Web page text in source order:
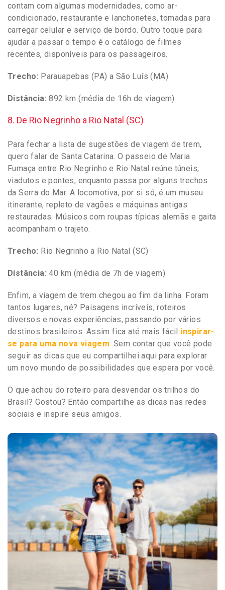
contam com algumas modernidades, como ar-
condicionado, restaurante e lanchonetes, tomadas para
carregar celular e serviço de bordo. Outro toque para
ajudar a passar o tempo é o catálogo de filmes
recentes, disponíveis para os passageiros.
Trecho: Parauapebas (PA) a São Luís (MA)
Distância:892 km (média de 16h de viagem)
8. De Rio Negrinho a Rio Natal (SC)
Para fechar a lista de sugestões de viagem de trem,
quero falar de Santa Catarina. O passeio de Maria
Fumaça entre Rio Negrinho e Rio Natal reúne túneis,
viadutos e pontes, enquanto passa por alguns trechos
da Serra do Mar. A locomotiva, por si só, é um museu
itinerante, repleto de vagões e máquinas antigas
restauradas. Músicos com roupas típicas alemãs e gaita
acompanham o trajeto.
Trecho: Rio Negrinho a Rio Natal (SC)
Distância:40 km (média de 7h de viagem)
Enfim, a viagem de trem chegou ao fim da linha. Foram
tantos lugares, né? Paisagens incríveis, roteiros
diversos e novas experiências, passando por vários
destinos brasileiros. Assim fica até mais fácil inspirar-
se para uma nova viagem . Sem contar que você pode
seguir as dicas que eu compartilhei aqui para explorar
um novo mundo de possibilidades que espera por você.
O que achou do roteiro para desvendar os trilhos do
Brasil? Gostou? Então compartilhe as dicas nas redes
sociais e inspire seus amigos.